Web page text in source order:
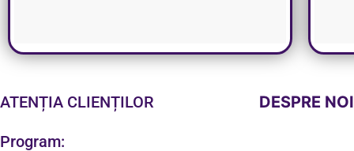
ATENȚIA CLIENȚILOR
Program:
DESPRE NOI